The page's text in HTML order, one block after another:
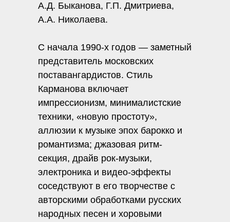
А.Д. Быканова, Г.П. Дмитриева,
А.А. Николаева.
С начала 1990-х годов — заметный
представитель московских
поставангардистов. Стиль
Карманова включает
импрессионизм, минималистские
техники, «новую простоту»,
аллюзии к музыке эпох барокко и
романтизма; джазовая ритм-
секция, драйв рок-музыки,
электроника и видео-эффекты
соседствуют в его творчестве с
авторскими обработками русских
народных песен и хоровыми